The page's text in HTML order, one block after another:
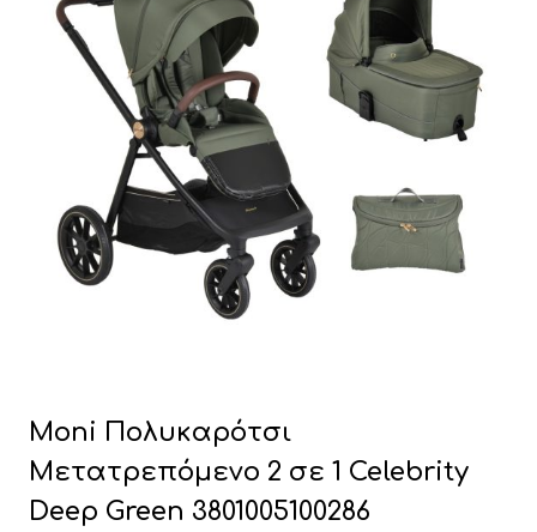
Moni Πολυκαρότσι
Μετατρεπόμενο 2 σε 1 Celebrity
Deep Green 3801005100286